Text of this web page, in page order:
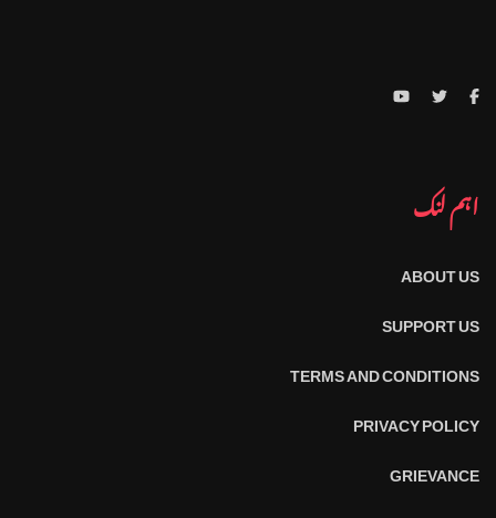
اہم لنک
ABOUT US
SUPPORT US
TERMS AND CONDITIONS
PRIVACY POLICY
GRIEVANCE